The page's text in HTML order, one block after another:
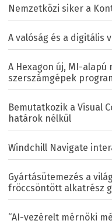
Nemzetközi siker a
A valóság és a digitális
A Hexagon új, MI-alapú
szerszámgépek
Bemutatkozik a Visual
határok nélkül
Windchill Navigate
Gyártásütemezés a
fröccsöntött alkatrész
“AI-vezérelt mérnöki